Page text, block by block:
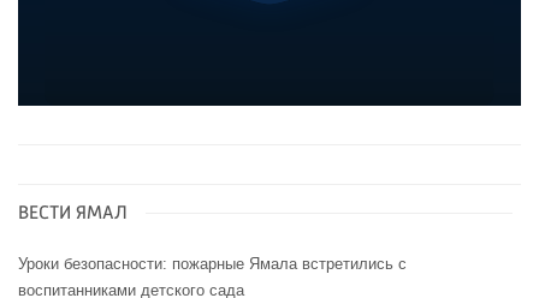
ВЕСТИ ЯМАЛ
Уроки безопасности: пожарные Ямала встретились с
воспитанниками детского сада